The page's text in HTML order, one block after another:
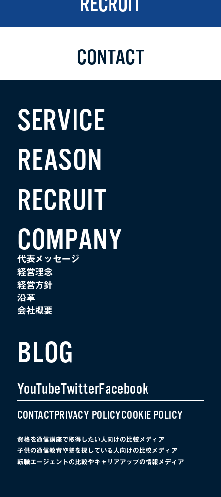
CONTACT
SERVICE
REASON
RECRUIT
COMPANY
代表メッセージ
経営理念
経営方針
沿革
会社概要
BLOG
YouTubeTwitterFacebook
CONTACTPRIVACY POLICYCOOKIE POLICY
資格を通信講座で取得したい人向けの比較メディア
子供の通信教育や塾を探している人向けの比較メディア
転職エージェントの比較やキャリアアップの情報メディア